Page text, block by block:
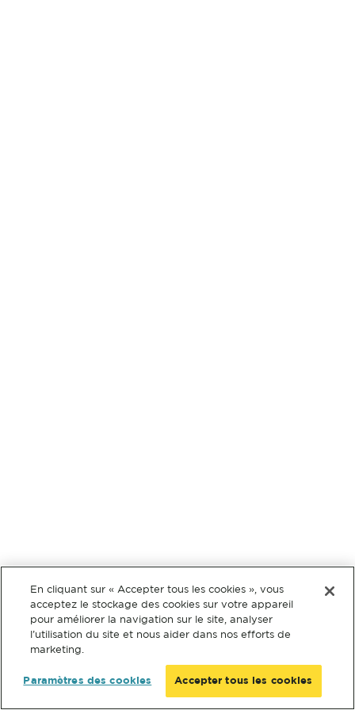
En cliquant sur « Accepter tous les cookies », vous
acceptez le stockage des cookies sur votre appareil
pour améliorer la navigation sur le site, analyser
l’utilisation du site et nous aider dans nos efforts de
marketing.
Paramètres des cookies Accepter tous les cookies